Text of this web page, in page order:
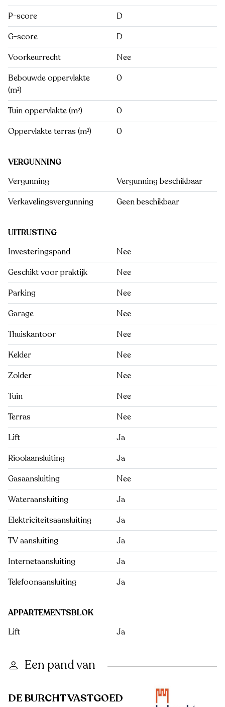
P-score
D
G-score
D
Voorkeurrecht
Nee
Bebouwde oppervlakte
(m²)
0
Tuin oppervlakte (m²)
0
Oppervlakte terras (m²)
0
VERGUNNING
Vergunning
Vergunning beschikbaar
Verkavelingsvergunning
Geen beschikbaar
UITRUSTING
Investeringspand
Nee
Geschikt voor praktijk
Nee
Parking
Nee
Garage
Nee
Thuiskantoor
Nee
Kelder
Nee
Zolder
Nee
Tuin
Nee
Terras
Nee
Lift
Ja
Rioolaansluiting
Ja
Gasaansluiting
Nee
Wateraansluiting
Ja
Elektriciteitsaansluiting
Ja
TV aansluiting
Ja
Internetaansluiting
Ja
Telefoonaansluiting
Ja
APPARTEMENTSBLOK
Lift
Ja
Een pand van
DE BURCHT VASTGOED